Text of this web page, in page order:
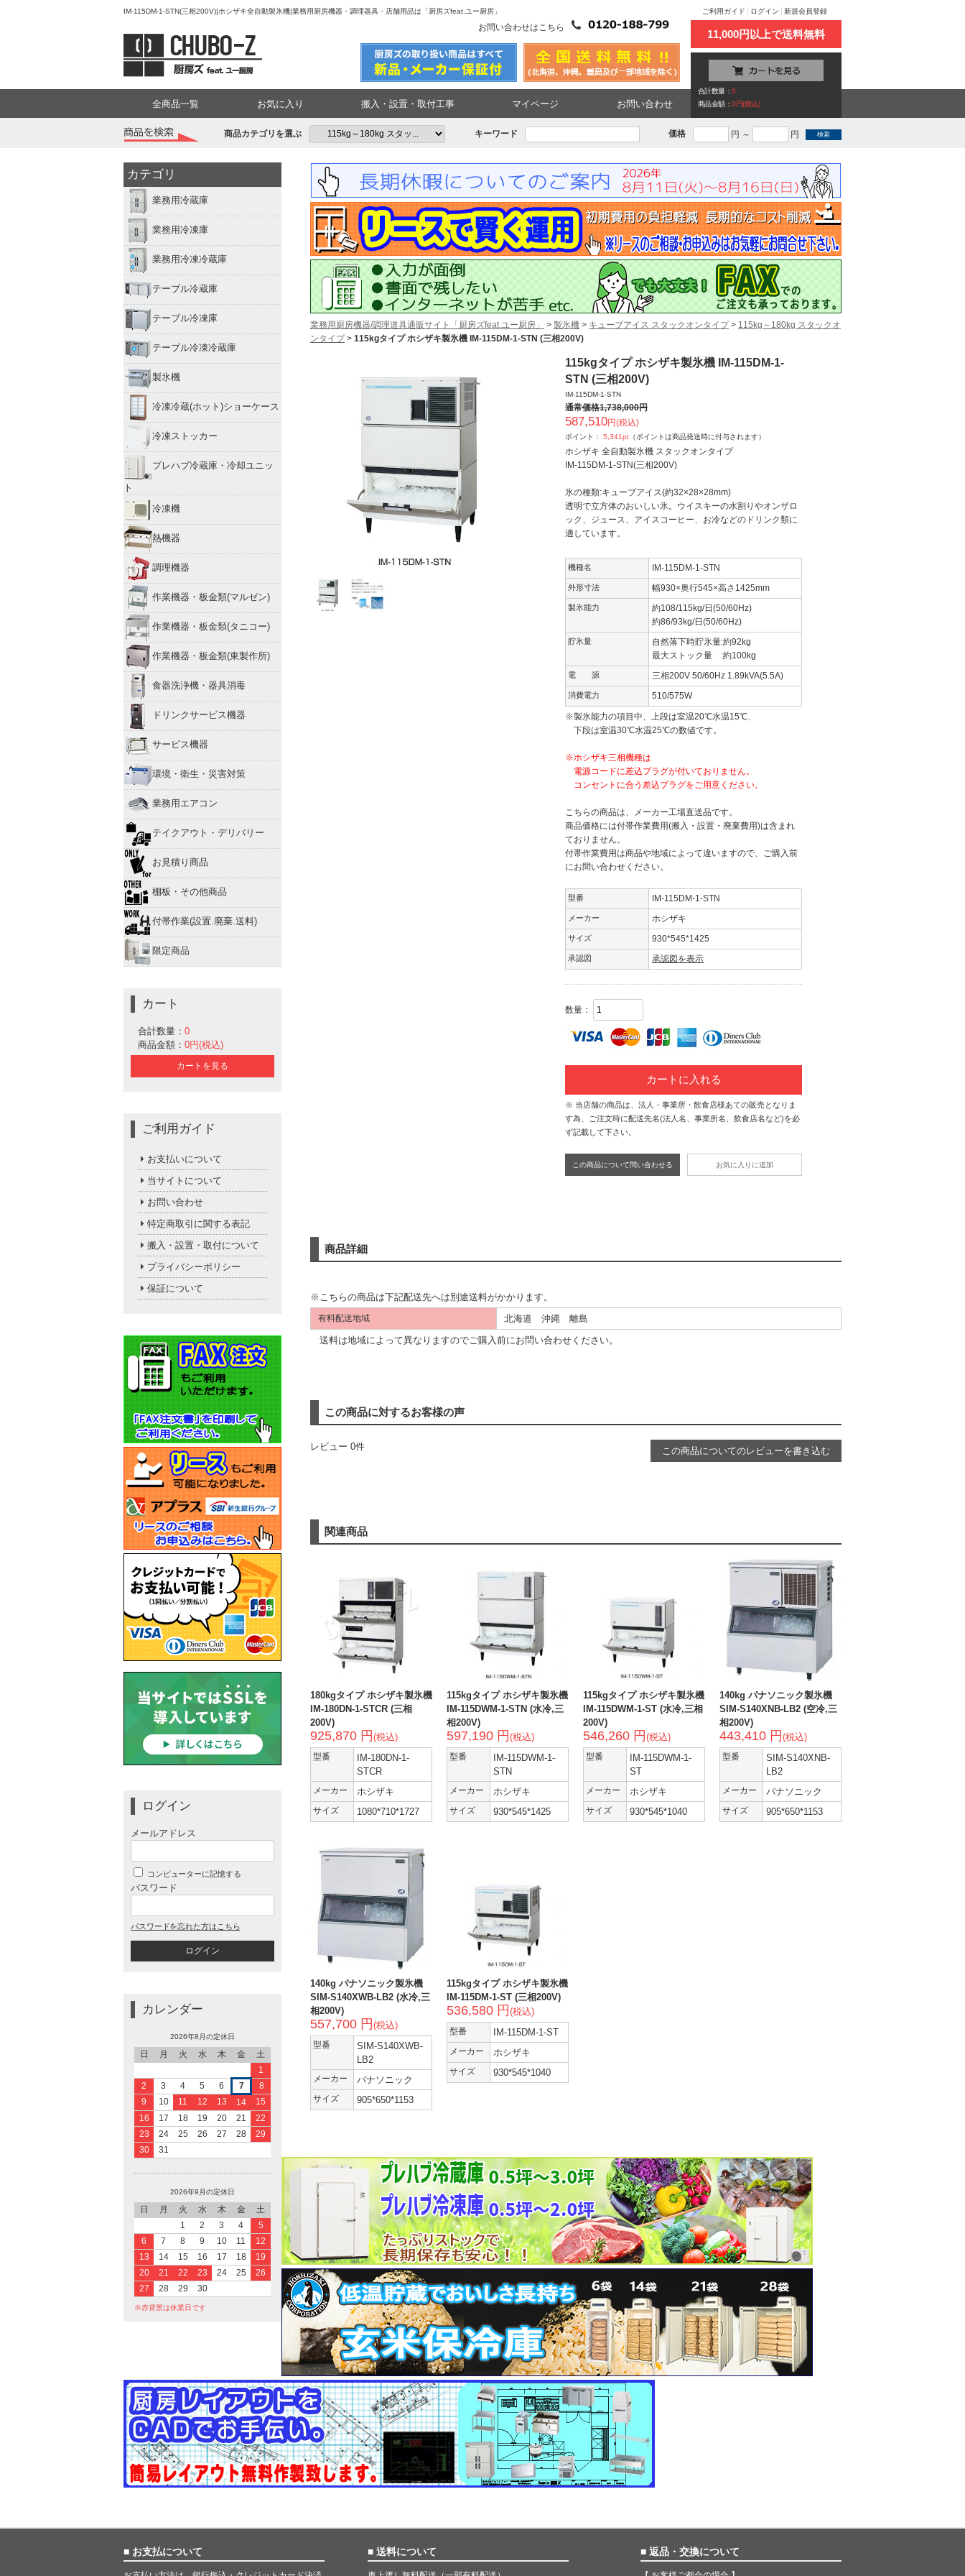
IM-115DM-1-STN(三相200V)|ホシザキ全自動製氷機|業務用厨房機器・調理器具・店舗用品は「厨房ズfeat.ユー厨房」
お問い合わせはこちら
ご利用ガイド ログイン 新規会員登録
11,000円以上で送料無料
合計数量：0
商品金額：0円(税込)
全商品一覧 お気に入り 搬入・設置・取付工事 マイページ お問い合わせ
商品カテゴリを選ぶ キーワード 価格 円 ～ 円
カテゴリ
業務用冷蔵庫
業務用冷凍庫
業務用冷凍冷蔵庫
テーブル冷蔵庫
テーブル冷凍庫
テーブル冷凍冷蔵庫
製氷機
冷凍冷蔵(ホット)ショーケース
冷凍ストッカー
プレハブ冷蔵庫・冷却ユニッ
ト
冷凍機
熱機器
調理機器
作業機器・板金類(マルゼン)
作業機器・板金類(タニコー)
作業機器・板金類(東製作所)
食器洗浄機・器具消毒
ドリンクサービス機器
サービス機器
環境・衛生・災害対策
業務用エアコン
テイクアウト・デリバリー
お見積り商品
棚板・その他商品
付帯作業(設置.廃棄.送料)
限定商品
カート
合計数量： 0
商品金額： 0円(税込)
カートを見る
ご利用ガイド
お支払いについて
当サイトについて
お問い合わせ
特定商取引に関する表記
搬入・設置・取付について
プライバシーポリシー
保証について
ログイン
メールアドレス
コンピューターに記憶する
パスワード
パスワードを忘れた方はこちら
カレンダー
2026年8月の定休日
日 月 火 水 木 金
土
1
2
3 4 5 6 7
8
9
10 11 12 13 14
15
16
17 18 19 20 21
22
23
24 25 26 27 28
29
30
31
2026年9月の定休日
日 月 火 水 木 金
土
1
2 3 4
5
6
7 8 9 10 11
12
13
14 15 16 17 18
19
20
21 22 23 24 25
26
27
28 29 30
※赤背景は休業日です
業務用厨房機器/調理道具通販サイト「厨房ズfeat.ユー厨房」 > 製氷機 > キューブアイス スタックオンタイプ> 115kg～180kg スタックオ
ンタイプ> 115kgタイプ ホシザキ製氷機 IM-115DM-1-STN (三相200V)
115kgタイプ ホシザキ製氷機 IM-115DM-1-
STN (三相200V)
IM-115DM-1-STN
通常価格1,738,000円
587,510円(税込)
ポイント： 5,341pt （ポイントは商品発送時に付与されます）
ホシザキ 全自動製氷機 スタックオンタイプ
IM-115DM-1-STN(三相200V)
氷の種類:キューブアイス(約32×28×28mm)
透明で立方体のおいしい氷。ウイスキーの水割りやオンザロ
ック、ジュース、アイスコーヒー、お冷などのドリンク類に
適しています。
機種名 IM-115DM-1-STN
外形寸法 幅930×奥行545×高さ1425mm
製氷能力
約108/115kg/日(50/60Hz)
約86/93kg/日(50/60Hz)
貯氷量
自然落下時貯氷量:約92kg
最大ストック量 :約100kg
電 源 三相200V 50/60Hz 1.89kVA(5.5A)
消費電力 510/575W
※製氷能力の項目中、上段は室温20℃水温15℃、
下段は室温30℃水温25℃の数値です。
※ホシザキ三相機種は
電源コードに差込プラグが付いておりません。
コンセントに合う差込プラグをご用意ください。
こちらの商品は、メーカー工場直送品です。
商品価格には付帯作業費用(搬入・設置・廃棄費用)は含まれ
ておりません。
付帯作業費用は商品や地域によって違いますので、ご購入前
にお問い合わせください。
型番 IM-115DM-1-STN
メーカー ホシザキ
サイズ 930*545*1425
承認図 承認図を表示
数量：
カートに入れる
※ 当店舗の商品は、法人・事業所・飲食店様あての販売となりま
す為、ご注文時に配送先名(法人名、事業所名、飲食店名など)を必
ず記載して下さい。
この商品について問い合わせる お気に入りに追加
商品詳細
※こちらの商品は下記配送先へは別途送料がかかります。
有料配送地域
北海道 沖縄 離島
送料は地域によって異なりますのでご購入前にお問い合わせください。
この商品に対するお客様の声
レビュー 0件 この商品についてのレビューを書き込む
関連商品
180kgタイプ ホシザキ製氷機
IM-180DN-1-STCR (三相
200V)
925,870 円 (税込)
型番
IM-180DN-1-
STCR
メーカー ホシザキ
サイズ 1080*710*1727
115kgタイプ ホシザキ製氷機
IM-115DWM-1-STN (水冷,三
相200V)
597,190 円 (税込)
型番
IM-115DWM-1-
STN
メーカー ホシザキ
サイズ 930*545*1425
115kgタイプ ホシザキ製氷機
IM-115DWM-1-ST (水冷,三相
200V)
546,260 円 (税込)
型番
IM-115DWM-1-
ST
メーカー ホシザキ
サイズ 930*545*1040
140kg パナソニック製氷機
SIM-S140XNB-LB2 (空冷,三
相200V)
443,410 円 (税込)
型番
SIM-S140XNB-
LB2
メーカー パナソニック
サイズ 905*650*1153
140kg パナソニック製氷機
SIM-S140XWB-LB2 (水冷,三
相200V)
557,700 円 (税込)
型番
SIM-S140XWB-
LB2
メーカー パナソニック
サイズ 905*650*1153
115kgタイプ ホシザキ製氷機
IM-115DM-1-ST (三相200V)
536,580 円 (税込)
型番 IM-115DM-1-ST
メーカー ホシザキ
サイズ 930*545*1040
■ お支払について ■ 送料について ■ 返品・交換について